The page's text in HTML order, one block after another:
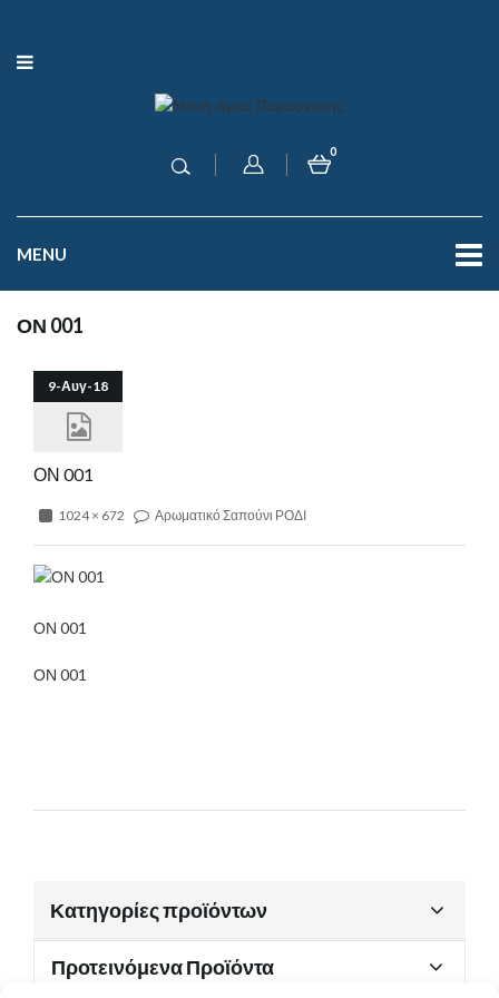
0
MENU
ΟΝ 001
9-Αυγ-18
ΟΝ 001
1024 × 672 Αρωματικό Σαπούνι ΡΟΔΙ
ΟΝ 001
ΟΝ 001
Κατηγορίες προϊόντων
Προτεινόμενα Προϊόντα